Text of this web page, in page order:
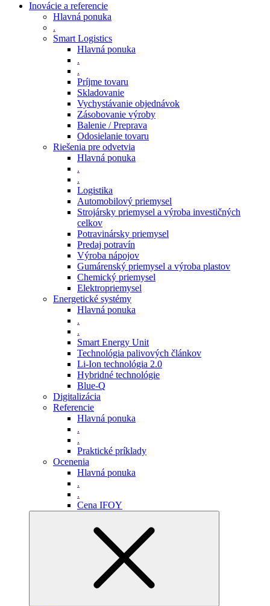
Inovácie a referencie
Hlavná ponuka
.
Smart Logistics
Hlavná ponuka
.
.
Príjme tovaru
Skladovanie
Vychystávanie objednávok
Zásobovanie výroby
Balenie / Preprava
Odosielanie tovaru
Riešenia pre odvetvia
Hlavná ponuka
.
.
Logistika
Automobilový priemysel
Strojársky priemysel a výroba investičných
celkov
Potravinársky priemysel
Predaj potravín
Výroba nápojov
Gumárenský priemysel a výroba plastov
Chemický priemysel
Elektropriemysel
Energetické systémy
Hlavná ponuka
.
.
Smart Energy Unit
Technológia palivových článkov
Li-Ion technológia 2.0
Hybridné technológie
Blue-Q
Digitalizácia
Referencie
Hlavná ponuka
.
.
Praktické príklady
Ocenenia
Hlavná ponuka
.
.
Cena IFOY